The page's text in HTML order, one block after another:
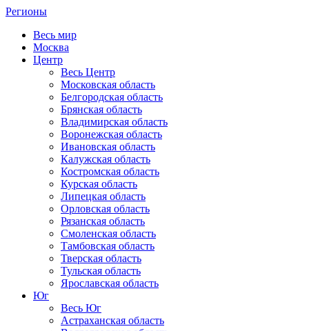
Регионы
Весь мир
Москва
Центр
Весь Центр
Московская область
Белгородская область
Брянская область
Владимирская область
Воронежская область
Ивановская область
Калужская область
Костромская область
Курская область
Липецкая область
Орловская область
Рязанская область
Смоленская область
Тамбовская область
Тверская область
Тульская область
Ярославская область
Юг
Весь Юг
Астраханская область